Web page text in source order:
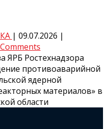
| 09.07.2026 |
ЯРБ Ростехнадзора
противоаварийной
ядерной
материалов» в
области